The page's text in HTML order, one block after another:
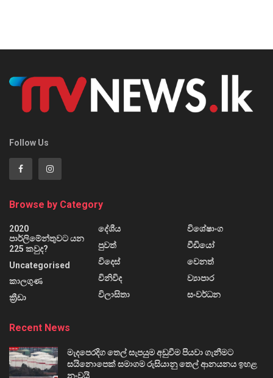
Follow Us
Browse by Category
2020
පාර්ලිමේන්තුවට යන
225 කවුද?
Uncategorised
කාලගුණ
ක්‍රීඩා
දේශීය
පුවත්
විදෙස්
විනිවිද
විලාසිතා
විශේෂාංග
වීඩියෝ
වෙනත්
ව්‍යාපාර
සංවර්ධන
Recent News
මැදපෙරදිග තෙල් සැපයුම අඩුවීම පියවා ගැනීමට
සයිනොපෙක් සමාගම රුසියානු තෙල් ආනයනය ඉහළ
නංවයි